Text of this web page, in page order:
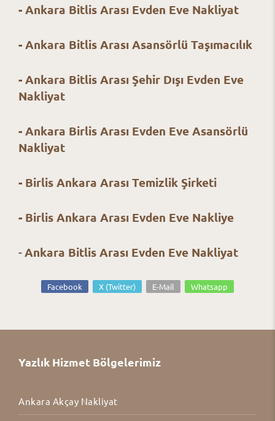
- Ankara Bitlis Arası Evden Eve Nakliyat
- Ankara Bitlis Arası Asansörlü Taşımacılık
- Ankara Bitlis Arası Şehir Dışı Evden Eve
Nakliyat
- Ankara Birlis Arası Evden Eve Asansörlü
Nakliyat
- Birlis Ankara Arası Temizlik Şirketi
- Birlis Ankara Arası Evden Eve Nakliye
-Ankara Bitlis Arası Evden Eve Nakliyat
Facebook X (Twitter) E-Mail Whatsapp
Yazlık Hizmet Bölgelerimiz
Ankara Akçay Nakliyat